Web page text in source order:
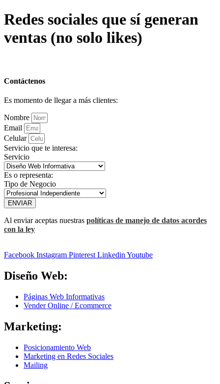
Redes sociales que sí generan
ventas (no solo likes)
Contáctenos
Es momento de llegar a más clientes:
Nombre
Email
Celular
Servicio que te interesa:
Servicio
Es o representa:
Tipo de Negocio
ENVIAR
Al enviar aceptas nuestras políticas de manejo de datos acordes
con la ley
Facebook Instagram Pinterest LinkedinYoutube
Diseño Web:
Páginas Web Informativas
Vender Online / Ecommerce
Marketing:
Posicionamiento Web
Marketing en Redes Sociales
Mailing